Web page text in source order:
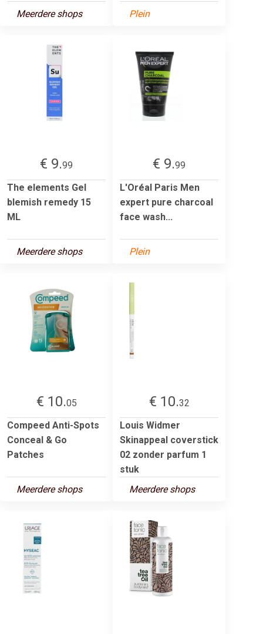
Meerdere shops Plein
€ 9.99
The elements Gel
blemish remedy 15
ML
Meerdere shops
€ 9.99
L'Oréal Paris Men
expert pure charcoal
face wash...
Plein
€ 10.05
Compeed Anti-Spots
Conceal & Go
Patches
Meerdere shops
€ 10.32
Louis Widmer
Skinappeal coverstick
02 zonder parfum 1
stuk
Meerdere shops